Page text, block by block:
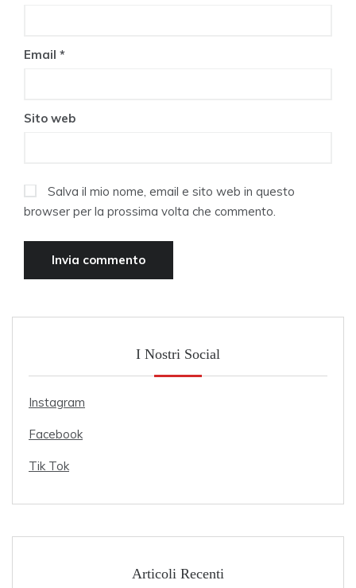
Email *
Sito web
Salva il mio nome, email e sito web in questo
browser per la prossima volta che commento.
I Nostri Social
Instagram
Facebook
Tik Tok
Articoli Recenti